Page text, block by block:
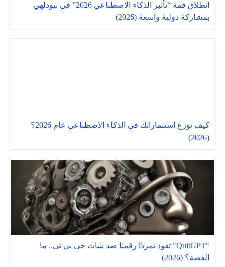
انطلاق قمة “تأثير الذكاء الاصطناعي 2026” في نيودلهي
بمشاركة دولية واسعة (2026)
كيف توزع استثماراتك في الذكاء الاصطناعي عام 2026؟
(2026)
"QuitGPT" تقود تمردًا رقميًا ضد شات جي بي تي.. ما
القصة؟ (2026)